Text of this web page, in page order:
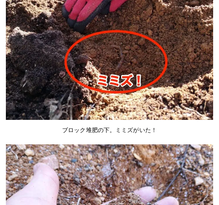
ブロック堆肥の下。ミミズがいた！